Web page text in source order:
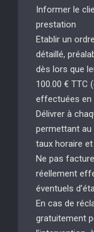
Informer le
prestation
Etablir un
détaillé,
dès lors que
100.00 € TTC
effectuées en
Délivrer à
permettant au
taux horaire
Ne pas
réellement
éventuels
En cas de
gratuitement